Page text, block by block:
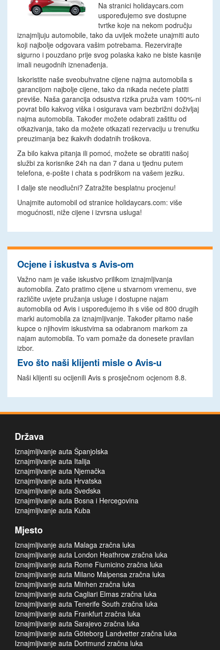
Na stranici holidaycars.com
uspoređujemo sve dostupne
tvrtke koje na nekom području
iznajmljuju automobile, tako da uvijek možete unajmiti auto
koji najbolje odgovara vašim potrebama. Rezervirajte
sigurno i pouzdano prije svog polaska kako ne biste kasnije
imali neugodnih iznenađenja.
Iskoristite naše sveobuhvatne cijene najma automobila s
garancijom najbolje cijene, tako da nikada nećete platiti
previše. Naša garancija odsustva rizika pruža vam 100%-ni
povrat bilo kakvog viška i osigurava vam bezbrižni doživljaj
najma automobila. Također možete odabrati zaštitu od
otkazivanja, tako da možete otkazati rezervaciju u trenutku
preuzimanja bez ikakvih dodatnih troškova.
Za bilo kakva pitanja ili pomoć, možete se obratiti našoj
službi za korisnike 24h na dan 7 dana u tjednu putem
telefona, e-pošte i chata s podrškom na vašem jeziku.
I dalje ste neodlučni? Zatražite besplatnu procjenu!
Unajmite automobil od stranice holidaycars.com: više
mogućnosti, niže cijene i izvrsna usluga!
Ocjene i iskustva s Avis-om
Važno nam je vaše iskustvo prilikom iznajmljivanja
automobila. Zato pratimo cijene u stvarnom vremenu, sve
različite uvjete pružanja usluge i dostupne najam
automobila od Avis i uspoređujemo ih s više od 800 drugih
marki automobila za iznajmljivanje. Također pitamo naše
kupce o njihovim iskustvima sa odabranom markom za
najam automobila. To vam pomaže da donesete pravilan
izbor.
Evo što naši klijenti misle o Avis-u
Naši klijenti su ocijenili Avis s prosječnom ocjenom 8.8.
Država
Iznajmljivanje auta Španjolska
Iznajmljivanje auta Italija
Iznajmljivanje auta Njemačka
Iznajmljivanje auta Hrvatska
Iznajmljivanje auta Švedska
Iznajmljivanje auta Bosna i Hercegovina
Iznajmljivanje auta Kuba
Mjesto
Iznajmljivanje auta Malaga zračna luka
Iznajmljivanje auta London Heathrow zračna luka
Iznajmljivanje auta Rome Fiumicino zračna luka
Iznajmljivanje auta Milano Malpensa zračna luka
Iznajmljivanje auta Minhen zračna luka
Iznajmljivanje auta Cagliari Elmas zračna luka
Iznajmljivanje auta Tenerife South zračna luka
Iznajmljivanje auta Frankfurt zračna luka
Iznajmljivanje auta Sarajevo zračna luka
Iznajmljivanje auta Göteborg Landvetter zračna luka
Iznajmljivanje auta Dortmund zračna luka